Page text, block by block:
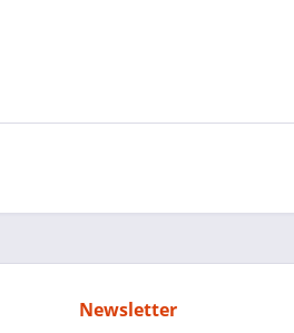
Newsletter